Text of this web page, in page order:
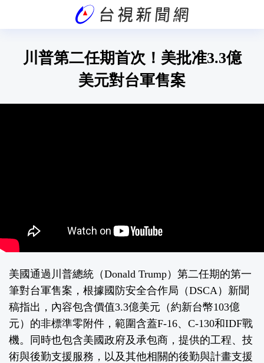
川普第二任期首次！美批准3.3億
美元對台軍售案
美國通過川普總統（Donald Trump）第二任期的第一
筆對台軍售案，根據國防安全合作局（DSCA）新聞
稿指出，內容包含價值3.3億美元（約新台幣103億
元）的非標準零附件，範圍含蓋F-16、C-130和IDF戰
機。同時也包含美國政府及承包商，提供的工程、技
術與後勤支援服務，以及其他相關的後勤與計畫支援